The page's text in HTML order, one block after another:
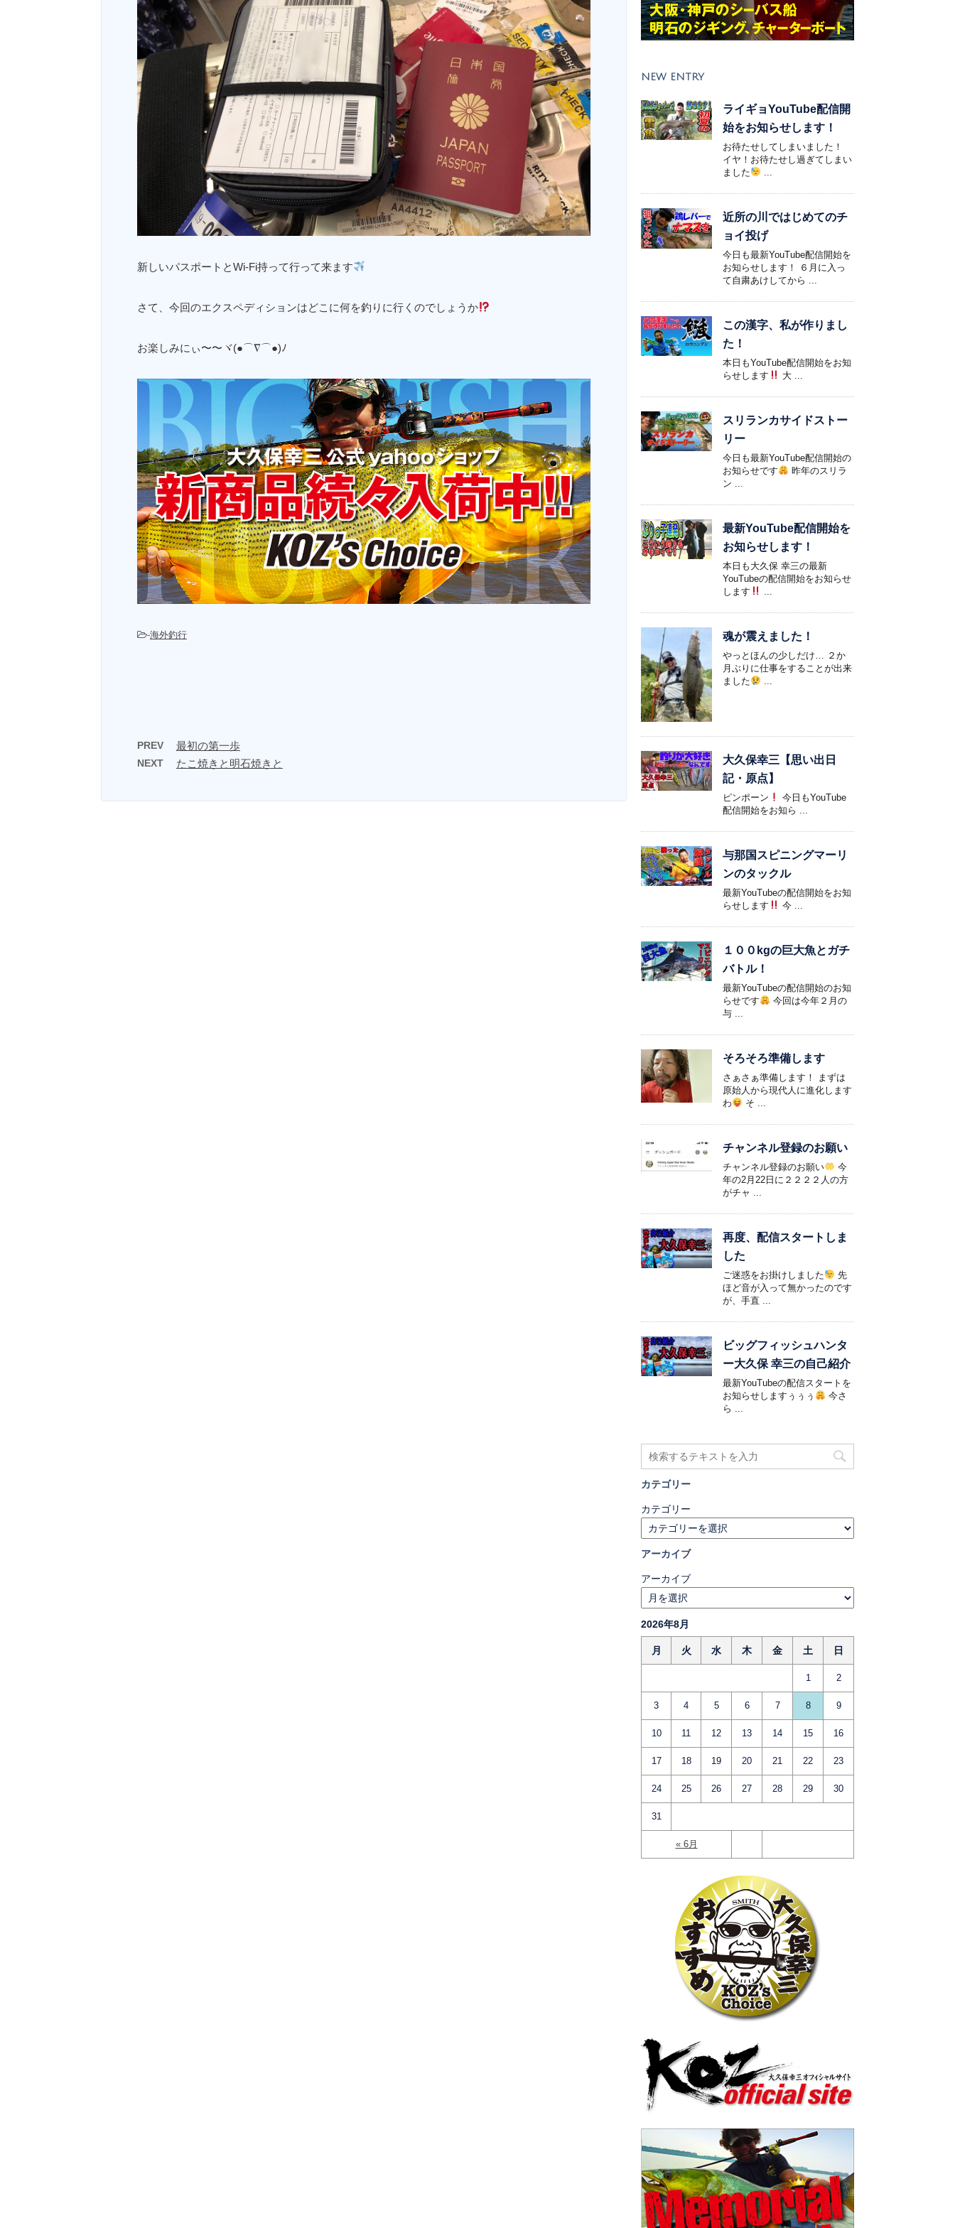
新しいパスポートとWi-Fi持って行って来ます
さて、今回のエクスペディションはどこに何を釣りに行くのでしょうか
お楽しみにぃ〜〜ヾ(●⌒∇⌒●)ﾉ
-海外釣行
PREV 最初の第一歩
NEXT たこ焼きと明石焼きと
NEW ENTRY
ライギョYouTube配信開
始をお知らせします！
お待たせしてしまいました！
イヤ！お待たせし過ぎてしまい
ました
...
近所の川ではじめてのチ
ョイ投げ
今日も最新YouTube配信開始を
お知らせします！ ６月に入っ
て自粛あけしてから ...
この漢字、私が作りまし
た！
本日もYouTube配信開始をお知
らせします
大 ...
スリランカサイドストー
リー
今日も最新YouTube配信開始の
お知らせです
昨年のスリラ
ン ...
最新YouTube配信開始を
お知らせします！
本日も大久保 幸三の最新
YouTubeの配信開始をお知らせ
します
...
魂が震えました！
やっとほんの少しだけ… ２か
月ぶりに仕事をすることが出来
ました
...
大久保幸三【思い出日
記・原点】
ピンポーン
今日もYouTube
配信開始をお知ら ...
与那国スピニングマーリ
ンのタックル
最新YouTubeの配信開始をお知
らせします
今 ...
１００kgの巨大魚とガチ
バトル！
最新YouTubeの配信開始のお知
らせです
今回は今年２月の
与 ...
そろそろ準備します
さぁさぁ準備します！ まずは
原始人から現代人に進化します
わ
そ ...
チャンネル登録のお願い
チャンネル登録のお願い
今
年の2月22日に２２２２人の方
がチャ ...
再度、配信スタートしま
した
ご迷惑をお掛けしました
先
ほど音が入って無かったのです
が、手直 ...
ビッグフィッシュハンタ
ー大久保 幸三の自己紹介
最新YouTubeの配信スタートを
お知らせしますぅぅぅ
今さ
ら ...
カテゴリー
カテゴリー
アーカイブ
アーカイブ
2026年8月
月 火 水 木 金 土 日
« 6月
1 2
3 4 5 6 7 8 9
10 11 12 13 14 15 16
17 18 19 20 21 22 23
24 25 26 27 28 29 30
31